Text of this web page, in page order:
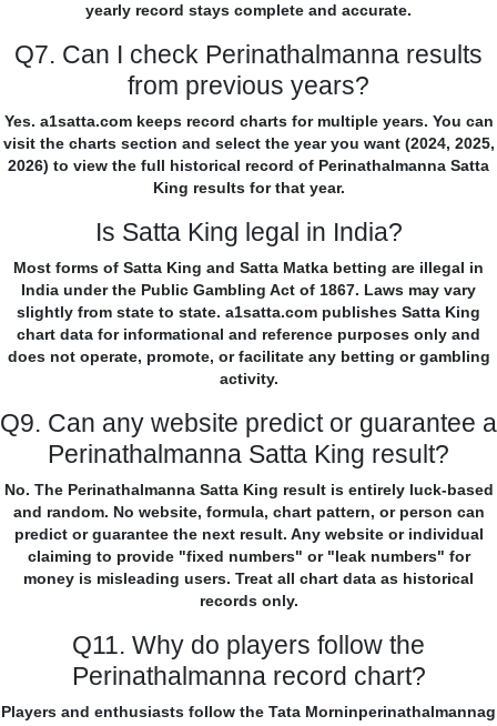
yearly record stays complete and accurate.
Q7. Can I check Perinathalmanna results
from previous years?
Yes. a1satta.com keeps record charts for multiple years. You can
visit the charts section and select the year you want (2024, 2025,
2026) to view the full historical record of Perinathalmanna Satta
King results for that year.
Is Satta King legal in India?
Most forms of Satta King and Satta Matka betting are illegal in
India under the Public Gambling Act of 1867. Laws may vary
slightly from state to state. a1satta.com publishes Satta King
chart data for informational and reference purposes only and
does not operate, promote, or facilitate any betting or gambling
activity.
Q9. Can any website predict or guarantee a
Perinathalmanna Satta King result?
No. The Perinathalmanna Satta King result is entirely luck-based
and random. No website, formula, chart pattern, or person can
predict or guarantee the next result. Any website or individual
claiming to provide "fixed numbers" or "leak numbers" for
money is misleading users. Treat all chart data as historical
records only.
Q11. Why do players follow the
Perinathalmanna record chart?
Players and enthusiasts follow the Tata Morninperinathalmannag